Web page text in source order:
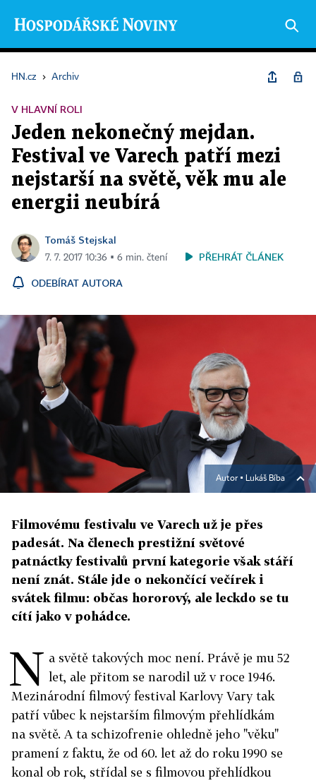
HN.cz › Archiv
V HLAVNÍ ROLI
Jeden nekonečný mejdan.
Festival ve Varech patří mezi
nejstarší na světě, věk mu ale
energii neubírá
Tomáš Stejskal
7. 7. 2017 10:36 ▪ 6 min. čtení PŘEHRÁT ČLÁNEK
ODEBÍRAT AUTORA
Autor ▪ Lukáš Bíba
Filmovému festivalu ve Varech už je přes
padesát. Na členech prestižní světové
patnáctky festivalů první kategorie však stáří
není znát. Stále jde o nekončící večírek i
svátek filmu: občas hororový, ale leckdo se tu
cítí jako v pohádce.
N a světě takových moc není. Právě je mu 52
let, ale přitom se narodil už v roce 1946.
Mezinárodní filmový festival Karlovy Vary tak
patří vůbec k nejstarším filmovým přehlídkám
na světě. A ta schizofrenie ohledně jeho "věku"
pramení z faktu, že od 60. let až do roku 1990 se
konal ob rok, střídal se s filmovou přehlídkou